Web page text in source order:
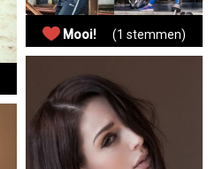
Mooi! (1 stemmen)